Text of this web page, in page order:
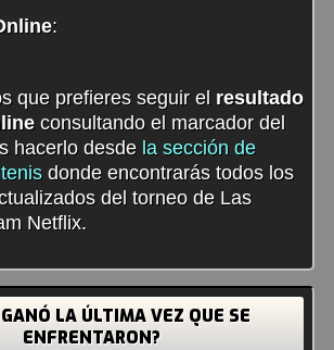
:
que prefieres seguir el resultado
consultando el marcador del
hacerlo desde la sección de
donde encontrarás todos los
del torneo de Las
Netflix.
LA ÚLTIMA VEZ QUE SE
ENFRENTARON?